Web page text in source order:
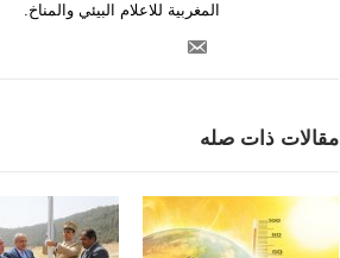
المغربية للاعلام البيئي والمناخ.
مقالات ذات صله